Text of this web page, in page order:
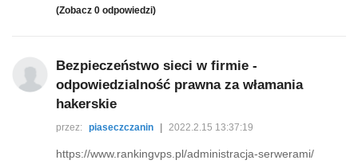
(Zobacz 0 odpowiedzi)
Bezpieczeństwo sieci w firmie -
odpowiedzialność prawna za włamania
hakerskie
przez: piaseczczanin 2022.2.15 13:37:19
https://www.rankingvps.pl/administracja-serwerami/